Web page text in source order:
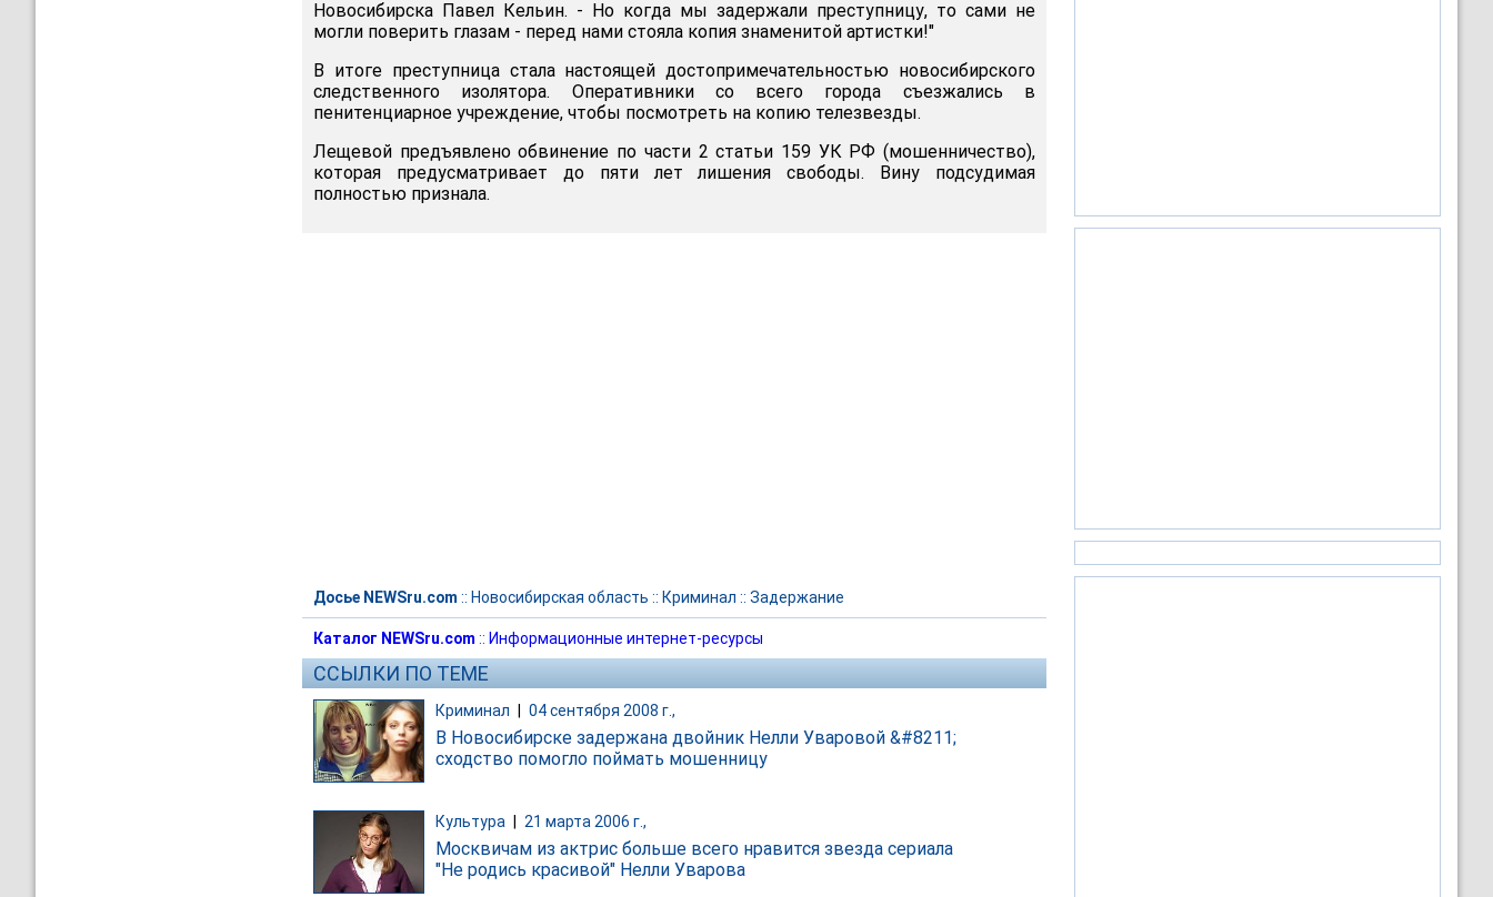
Новосибирска Павел Кельин. - Но когда мы задержали преступницу, то сами не
могли поверить глазам - перед нами стояла копия знаменитой артистки!"
В итоге преступница стала настоящей достопримечательностью новосибирского
следственного изолятора. Оперативники со всего города съезжались в
пенитенциарное учреждение, чтобы посмотреть на копию телезвезды.
Лещевой предъявлено обвинение по части 2 статьи 159 УК РФ (мошенничество),
которая предусматривает до пяти лет лишения свободы. Вину подсудимая
полностью признала.
Досье NEWSru.com :: Новосибирская область :: Криминал :: Задержание
Каталог NEWSru.com :: Информационные интернет-ресурсы
ССЫЛКИ ПО ТЕМЕ
Криминал 04 сентября 2008 г.,
В Новосибирске задержана двойник Нелли Уваровой &#8211;
сходство помогло поймать мошенницу
Культура 21 марта 2006 г.,
Москвичам из актрис больше всего нравится звезда сериала
"Не родись красивой" Нелли Уварова